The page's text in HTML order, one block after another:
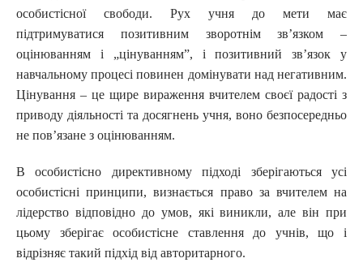
особистісної свободи. Рух учня до мети має
підтримуватися позитивним зворотнім зв’язком –
оцінюванням і „цінуванням”, і позитивний зв’язок у
навчальному процесі повинен домінувати над негативним.
Цінування – це щире вираження вчителем своєї радості з
приводу діяльності та досягнень учня, воно безпосередньо
не пов’язане з оцінюванням.
В особистісно директивному підході зберігаються усі
особистісні принципи, визнається право за вчителем на
лідерство відповідно до умов, які виникли, але він при
цьому зберігає особистісне ставлення до учнів, що і
відрізняє такий підхід від авторитарного.